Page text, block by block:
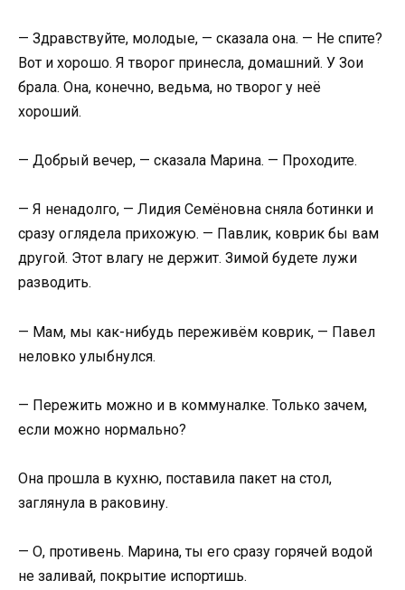
— Здравствуйте, молодые, — сказала она. — Не спите?
Вот и хорошо. Я творог принесла, домашний. У Зои
брала. Она, конечно, ведьма, но творог у неё
хороший.
— Добрый вечер, — сказала Марина. — Проходите.
— Я ненадолго, — Лидия Семёновна сняла ботинки и
сразу оглядела прихожую. — Павлик, коврик бы вам
другой. Этот влагу не держит. Зимой будете лужи
разводить.
— Мам, мы как-нибудь переживём коврик, — Павел
неловко улыбнулся.
— Пережить можно и в коммуналке. Только зачем,
если можно нормально?
Она прошла в кухню, поставила пакет на стол,
заглянула в раковину.
— О, противень. Марина, ты его сразу горячей водой
не заливай, покрытие испортишь.